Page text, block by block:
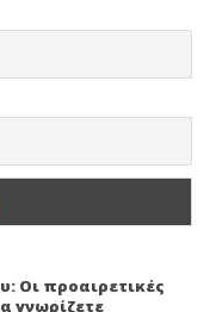
Οι προαιρετικές
γνωρίζετε